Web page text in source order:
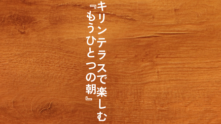
キリンテラスで楽しむ
『もうひとつの朝』